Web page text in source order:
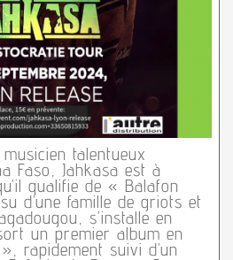
talentueux
Faso, Jahkasa est à
qualifie de « Balafon
d’une famille de griots et
s’installe en
un premier album en
rapidement suivi d’un